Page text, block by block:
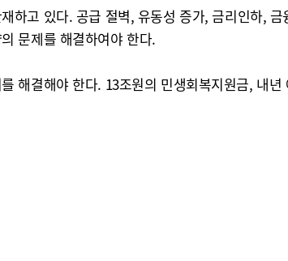
하고 있다. 공급 절벽, 유동성 증가, 금리인하,
문제를 해결하여야 한다.
해결해야 한다. 13조원의 민생회복지원금, 내